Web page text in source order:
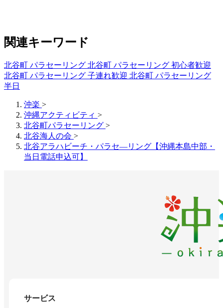
関連キーワード
北谷町 パラセーリング 北谷町 パラセーリング 初心者歓迎
北谷町 パラセーリング 子連れ歓迎 北谷町 パラセーリング
半日
沖楽 >
沖縄アクティビティ >
北谷町パラセーリング >
北谷海人の会 >
北谷アラハビーチ・パラセ―リング【沖縄本島中部・
当日電話申込可】
サービス